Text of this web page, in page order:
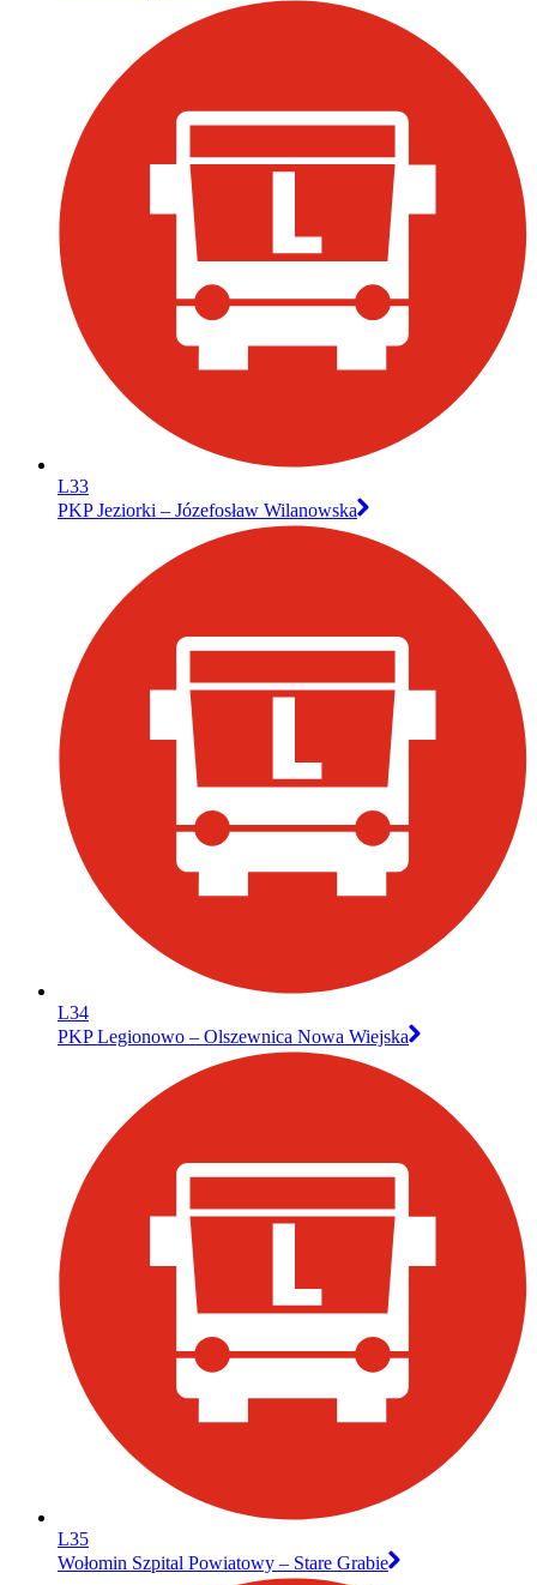
L33
PKP Jeziorki – Józefosław Wilanowska
L34
PKP Legionowo – Olszewnica Nowa Wiejska
L35
Wołomin Szpital Powiatowy – Stare Grabie